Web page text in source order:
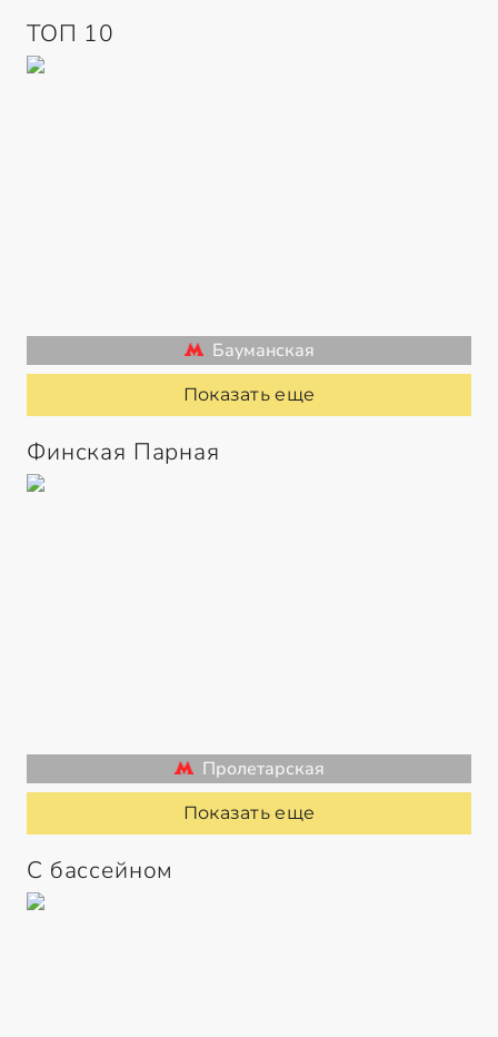
ТОП 10
Бауманская
Показать еще
Финская Парная
Пролетарская
Показать еще
С бассейном